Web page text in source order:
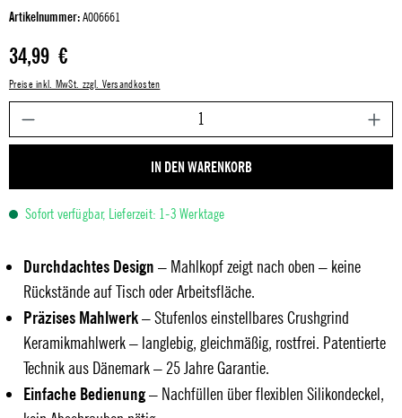
Artikelnummer:A006661
Regulärer Preis:
34,99 €
Preise inkl. MwSt. zzgl. Versandkosten
IN DEN WARENKORB
Sofort verfügbar, Lieferzeit: 1-3 Werktage
Durchdachtes Design – Mahlkopf zeigt nach oben – keine
Rückstände auf Tisch oder Arbeitsfläche.
Präzises Mahlwerk– Stufenlos einstellbares Crushgrind
Keramikmahlwerk – langlebig, gleichmäßig, rostfrei. Patentierte
Technik aus Dänemark – 25 Jahre Garantie.
Einfache Bedienung– Nachfüllen über flexiblen Silikondeckel,